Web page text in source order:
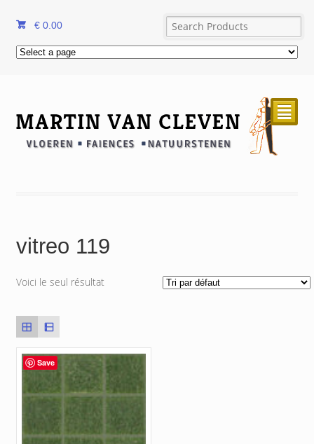
€ 0.00
²
vitreo 119
Voici le seul résultat
Save